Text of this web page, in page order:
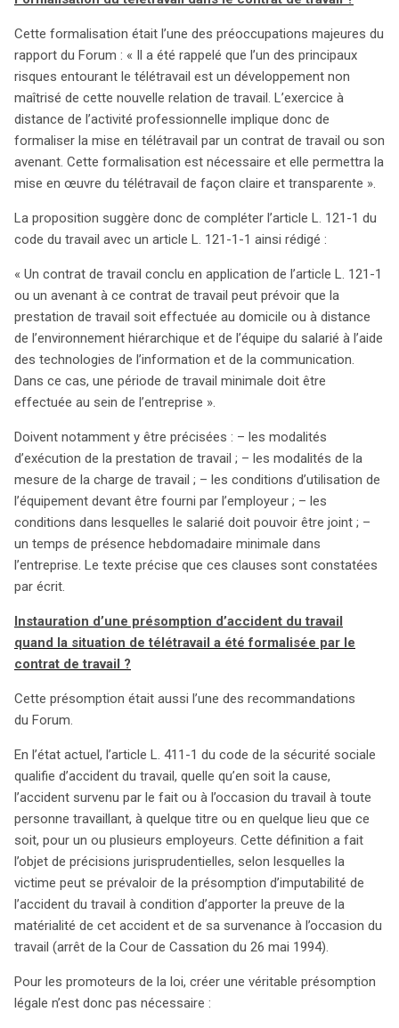
Cette formalisation était l’une des préoccupations majeures du
rapport du Forum : « Il a été rappelé que l’un des principaux
risques entourant le télétravail est un développement non
maîtrisé de cette nouvelle relation de travail. L’exercice à
distance de l’activité professionnelle implique donc de
formaliser la mise en télétravail par un contrat de travail ou son
avenant. Cette formalisation est nécessaire et elle permettra la
mise en œuvre du télétravail de façon claire et transparente ».
La proposition suggère donc de compléter l’article L. 121-1 du
code du travail avec un article L. 121-1-1 ainsi rédigé :
« Un contrat de travail conclu en application de l’article L. 121-1
ou un avenant à ce contrat de travail peut prévoir que la
prestation de travail soit effectuée au domicile ou à distance
de l’environnement hiérarchique et de l’équipe du salarié à l’aide
des technologies de l’information et de la communication.
Dans ce cas, une période de travail minimale doit être
effectuée au sein de l’entreprise ».
Doivent notamment y être précisées : – les modalités
d’exécution de la prestation de travail ; – les modalités de la
mesure de la charge de travail ; – les conditions d’utilisation de
l’équipement devant être fourni par l’employeur ; – les
conditions dans lesquelles le salarié doit pouvoir être joint ; –
un temps de présence hebdomadaire minimale dans
l’entreprise. Le texte précise que ces clauses sont constatées
par écrit.
Instauration d’une présomption d’accident du travail
quand la situation de télétravail a été formalisée par le
contrat de travail ?
Cette présomption était aussi l’une des recommandations
du Forum.
En l’état actuel, l’article L. 411-1 du code de la sécurité sociale
qualifie d’accident du travail, quelle qu’en soit la cause,
l’accident survenu par le fait ou à l’occasion du travail à toute
personne travaillant, à quelque titre ou en quelque lieu que ce
soit, pour un ou plusieurs employeurs. Cette définition a fait
l’objet de précisions jurisprudentielles, selon lesquelles la
victime peut se prévaloir de la présomption d’imputabilité de
l’accident du travail à condition d’apporter la preuve de la
matérialité de cet accident et de sa survenance à l’occasion du
travail (arrêt de la Cour de Cassation du 26 mai 1994).
Pour les promoteurs de la loi, créer une véritable présomption
légale n’est donc pas nécessaire :